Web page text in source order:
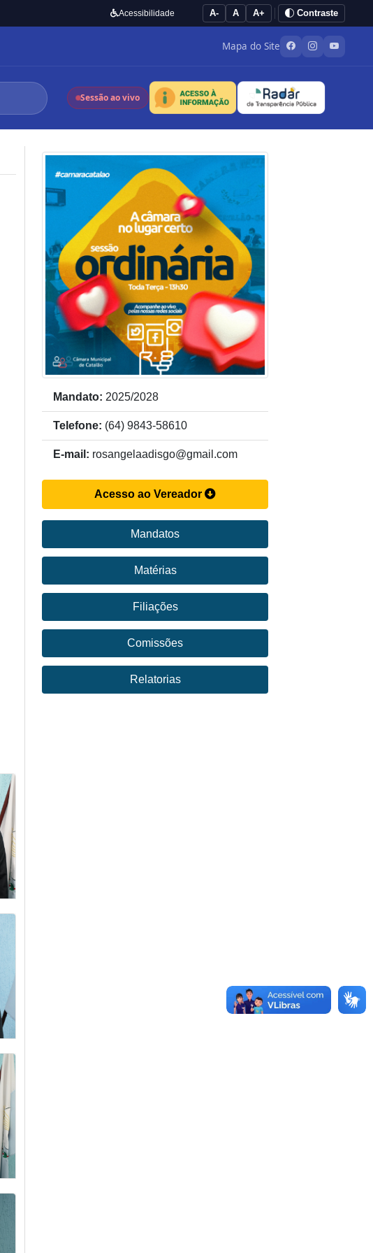
Acessibilidade A- A A+ Contraste
Mapa do Site
Sessão ao vivo
Mandato: 2025/2028
Telefone: (64) 9843-58610
E-mail: rosangelaadisgo@gmail.com
Acesso ao Vereador
Mandatos
Matérias
Filiações
Comissões
Relatorias